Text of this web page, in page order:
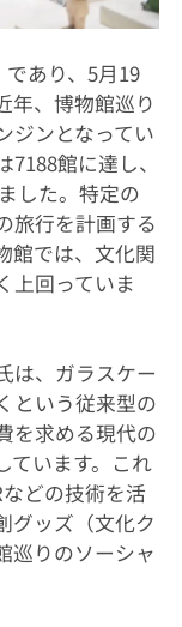
あり、5月19
年、博物館巡り
ジンとなってい
館に達し、
した。特定の
旅行を計画する
館では、文化関
上回っていま
は、ガラスケー
という従来型の
を求める現代の
ています。これ
どの技術を活
グッズ（文化ク
巡りのソーシャ